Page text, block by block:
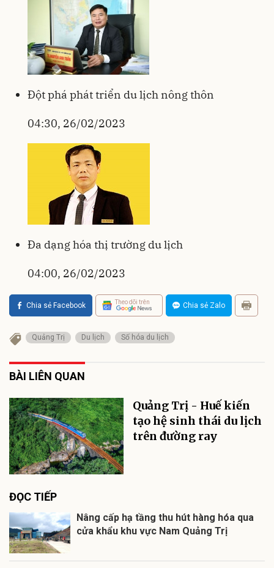
Đột phá phát triển du lịch nông thôn
04:30, 26/02/2023
Đa dạng hóa thị trường du lịch
04:00, 26/02/2023
Chia sẻ Facebook Theo dõi trên Chia sẻ Zalo
Quảng Trị Du lịch Số hóa du lịch
BÀI LIÊN QUAN
Quảng Trị - Huế kiến
tạo hệ sinh thái du lịch
trên đường ray
ĐỌC TIẾP
Nâng cấp hạ tầng thu hút hàng hóa qua
cửa khẩu khu vực Nam Quảng Trị